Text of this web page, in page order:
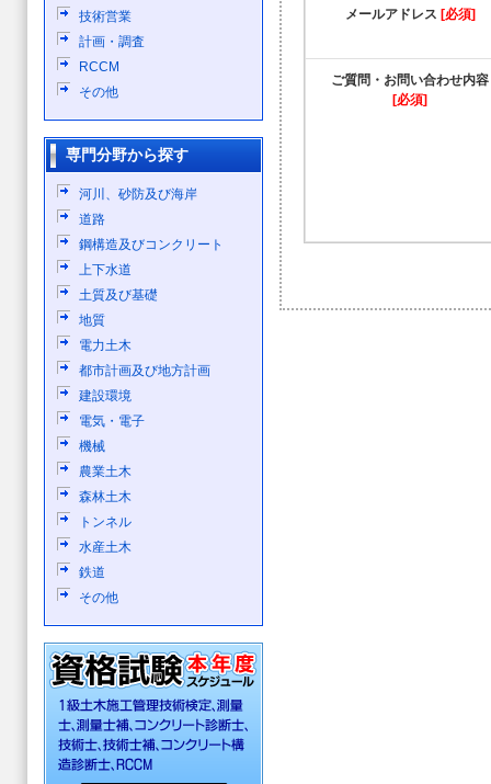
メールアドレス [必須]
ご質問・お問い合わせ内容
[必須]
技術営業
計画・調査
RCCM
その他
専門分野から探す
河川、砂防及び海岸
道路
鋼構造及びコンクリート
上下水道
土質及び基礎
地質
電力土木
都市計画及び地方計画
建設環境
電気・電子
機械
農業土木
森林土木
トンネル
水産土木
鉄道
その他